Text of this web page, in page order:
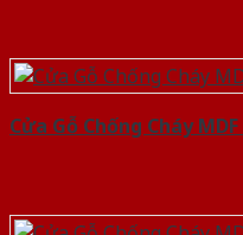
Cửa Gỗ Chống Cháy